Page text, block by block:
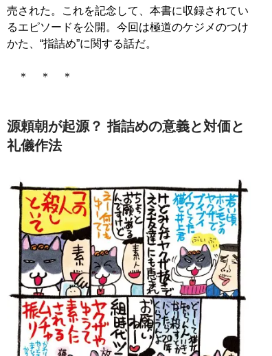
売された。これを記念して、本書に収録されてい
るエピソードを公開。今回は極道のケジメのつけ
かた、“指詰め”に関する話だ。
＊ ＊ ＊
源頼朝が起源？ 指詰めの意義と対価と
礼儀作法